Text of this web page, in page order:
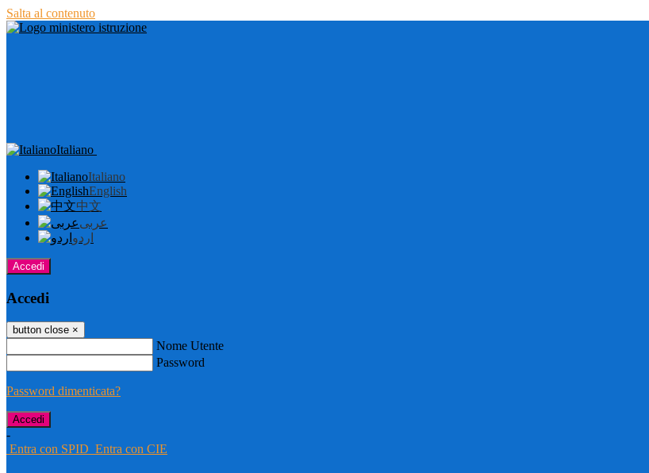
Salta al contenuto
Italiano
Italiano
English
中文
عربى
اردو
Accedi
Accedi
button close ×
Nome Utente
Password
Password dimenticata?
-
Entra con SPID Entra con CIE